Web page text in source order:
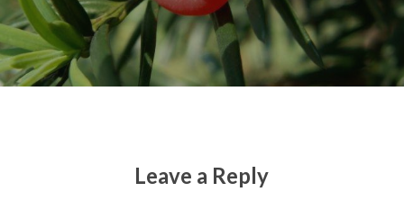
Leave a Reply